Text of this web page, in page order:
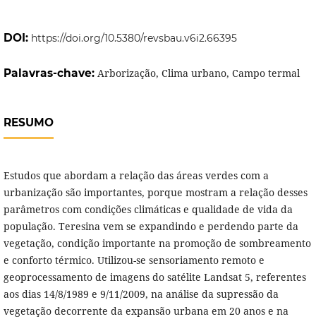
DOI: https://doi.org/10.5380/revsbau.v6i2.66395
Palavras-chave: Arborização, Clima urbano, Campo termal
RESUMO
Estudos que abordam a relação das áreas verdes com a
urbanização são importantes, porque mostram a relação desses
parâmetros com condições climáticas e qualidade de vida da
população. Teresina vem se expandindo e perdendo parte da
vegetação, condição importante na promoção de sombreamento
e conforto térmico. Utilizou-se sensoriamento remoto e
geoprocessamento de imagens do satélite Landsat 5, referentes
aos dias 14/8/1989 e 9/11/2009, na análise da supressão da
vegetação decorrente da expansão urbana em 20 anos e na